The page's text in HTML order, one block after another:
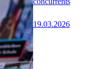
19.03.2026